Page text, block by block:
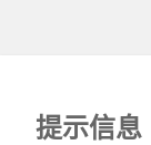
提示信息